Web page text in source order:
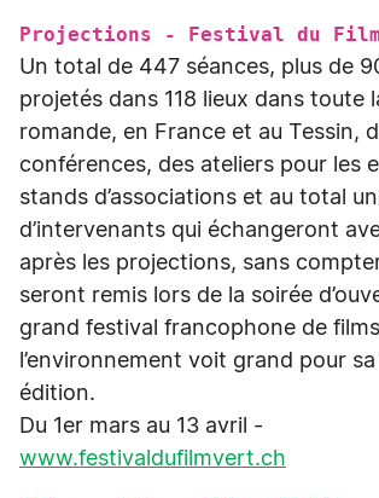
Projections - Festival du
Un total de 447 séances, plus de
projetés dans 118 lieux dans toute
romande, en France et au Tessin,
conférences, des ateliers pour les
stands d’associations et au total
d’intervenants qui échangeront
après les projections, sans
seront remis lors de la soirée
grand festival francophone de
l’environnement voit grand pour
édition.
Du 1er mars au 13 avril -
www.festivaldufilmvert.ch